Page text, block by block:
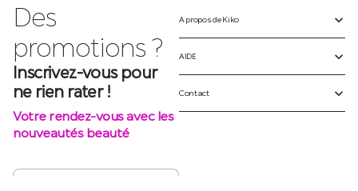
Des
promotions ?
Inscrivez-vous pour
ne rien rater !
Votre rendez-vous avec les
nouveautés beauté
A propos de Kiko
AIDE
Contact